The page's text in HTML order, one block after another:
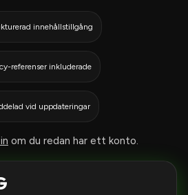
innehållstillgång
referenser inkluderade
vid uppdateringar
om du redan har ett konto.